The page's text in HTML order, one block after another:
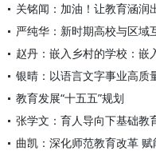
关铭闻：加油！让教育涵润
严纯华：新时期高校与区域
教育发展“十五五”规划
张学文：育人导向下基础教
曲凯：深化师范教育改革